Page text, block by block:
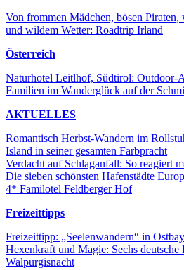
Von frommen Mädchen, bösen Piraten,
und wildem Wetter: Roadtrip Irland
Österreich
Naturhotel Leitlhof, Südtirol: Outdoor-
Familien im Wanderglück auf der
AKTUELLES
Romantisch Herbst-Wandern im
Island in seiner gesamten Farbpracht
Verdacht auf Schlaganfall: So reagiert
Die sieben schönsten Hafenstädte
4* Familotel Feldberger Hof
Freizeittipps
Freizeittipp: „Seelenwandern“ in
Hexenkraft und Magie: Sechs deutsche
Walpurgisnacht